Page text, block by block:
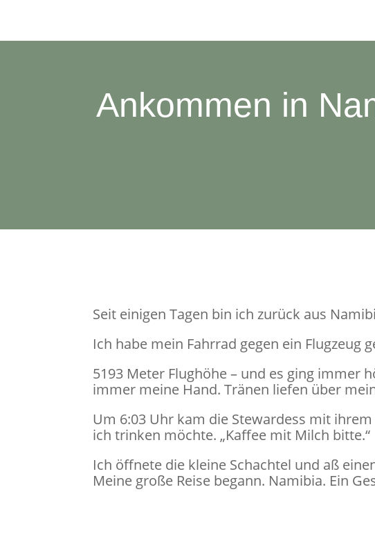
Ankommen in
Seit einigen Tagen bin ich zurück aus
Ich habe mein Fahrrad gegen ein Flugzeug
5193 Meter Flughöhe – und es ging immer
immer meine Hand. Tränen liefen über
Um 6:03 Uhr kam die Stewardess mit
ich trinken möchte. „Kaffee mit Milch bitte.“
Ich öffnete die kleine Schachtel und aß
Meine große Reise begann. Namibia. Ein